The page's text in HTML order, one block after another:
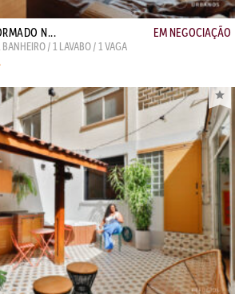
N... EM NEGOCIAÇÃO
/ 1 LAVABO / 1 VAGA